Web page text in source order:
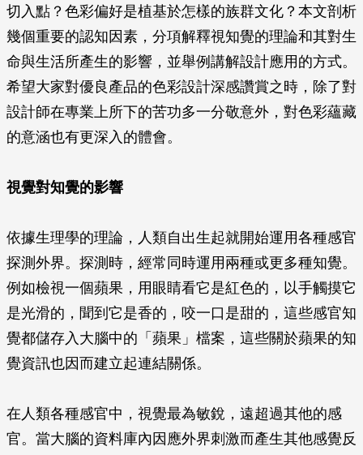
切入點？色彩偏好是植基於怎樣的族群文化？本文剖析
幾個重要的認知因素，分項解釋視知覺的理論和其對生
命與生活所產生的影響，並舉例講解設計應用的方式。
希望大家對優良產品的色彩設計深感讚賞之時，除了對
設計師在專業上所下的苦功多一分敬意外，對色彩蘊藏
的意涵也有更深入的體會。
視覺對知覺的影響
依據生理學的理論，人類自出生起就開始運用各種感官
探測外界。探測時，經常同時運用兩種或更多種知覺。
例如檢視一個蘋果，用眼睛看它是紅色的，以手觸摸它
是光滑的，聞到它是香的，咬一口是甜的，這些感官知
覺都儲存入大腦中的「蘋果」檔案，這些關於蘋果的知
覺資訊也因而建立起連結關係。
在人類各種感官中，視覺最為敏銳，遠超過其他的感
官。當大腦的資料庫內因應外界刺激而產生其他感覺反